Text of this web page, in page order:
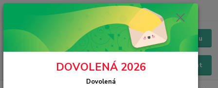
Menu
Hledat
Chat / Online podpora - 24/7
DOVOLENÁ 2026
Dovolená